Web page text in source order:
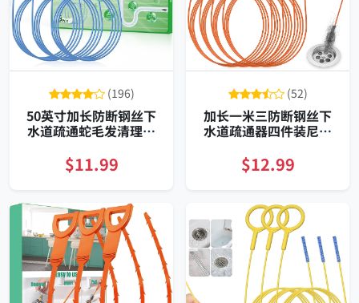
(196)
50英寸加长防断钢丝下
水道疏通蛇毛发清理三
$11.99
(52)
加长一米三防断钢丝下
水道疏通器四件装尼龙
$12.99